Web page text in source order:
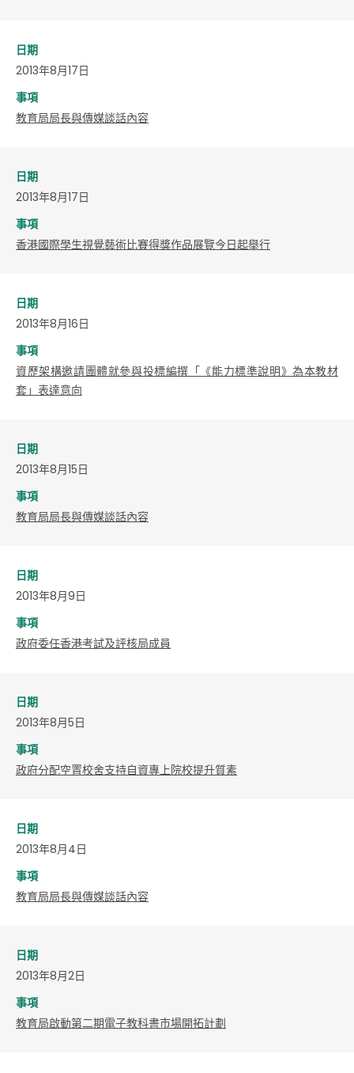
日期
2013年8月17日
事項
教育局局長與傳媒談話內容
日期
2013年8月17日
事項
香港國際學生視覺藝術比賽得獎作品展覽今日起舉行
日期
2013年8月16日
事項
資歷架構邀請團體就參與投標編撰「《能力標準說明》為本教材
套」表達意向
日期
2013年8月15日
事項
教育局局長與傳媒談話內容
日期
2013年8月9日
事項
政府委任香港考試及評核局成員
日期
2013年8月5日
事項
政府分配空置校舍支持自資專上院校提升質素
日期
2013年8月4日
事項
教育局局長與傳媒談話內容
日期
2013年8月2日
事項
教育局啟動第二期電子教科書市場開拓計劃